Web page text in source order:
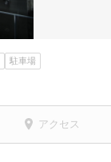
駐車場
アクセス